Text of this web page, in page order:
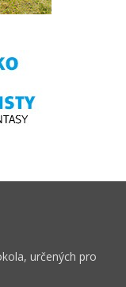
určených pro